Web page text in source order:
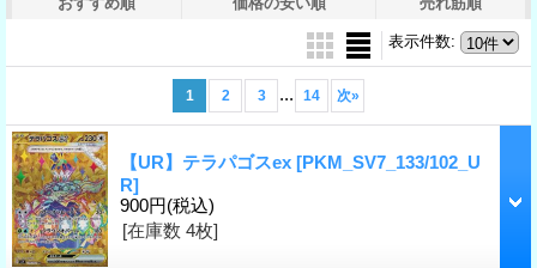
表示件数:
1 2 3 ... 14 次»
【UR】テラパゴスex [PKM_SV7_133/102_U
R]
900円(税込)
[在庫数 4枚]